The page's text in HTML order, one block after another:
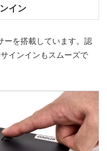
イン
ーを搭載しています。認
インインもスムーズで